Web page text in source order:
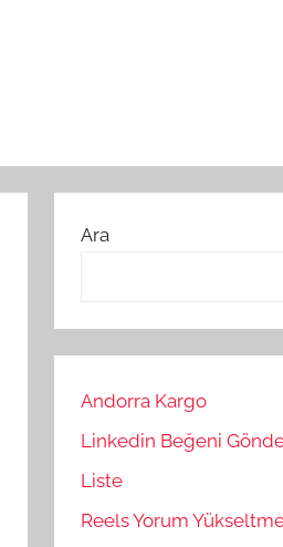
Ara
Andorra Kargo
Linkedin Beğeni
Liste
Reels Yorum